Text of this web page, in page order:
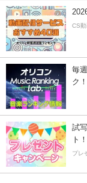
CS
毎
ク！
試
ト！
プレ